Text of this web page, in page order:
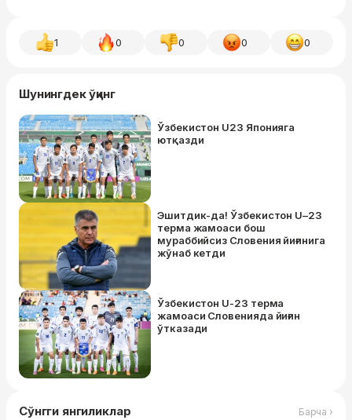
1 0 0 0 0
Шунингдек ўқинг
Ўзбекистон U23 Японияга
ютқазди
Эшитдик-да! Ўзбекистон U–23
терма жамоаси бош
мураббийсиз Словения йиғинига
жўнаб кетди
Ўзбекистон U-23 терма
жамоаси Словенияда йиғин
ўтказади
Сўнгги янгиликлар Барча ›